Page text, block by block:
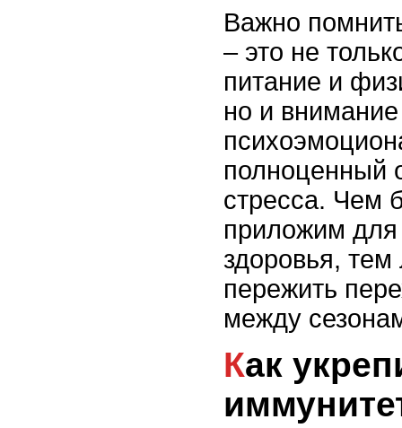
Важно
– это не
питание и
но и
полноценный
стресса. Чем
приложим
здоровья, тем
пережить
между
Как укрепить